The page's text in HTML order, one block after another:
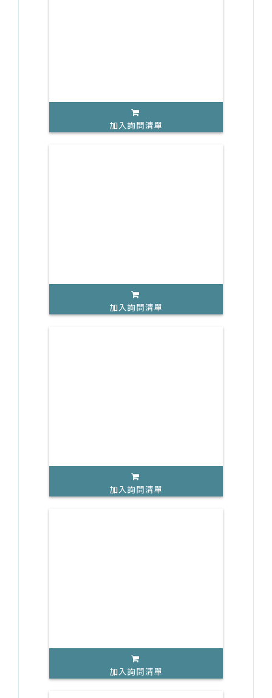
加入詢問清單
加入詢問清單
加入詢問清單
加入詢問清單